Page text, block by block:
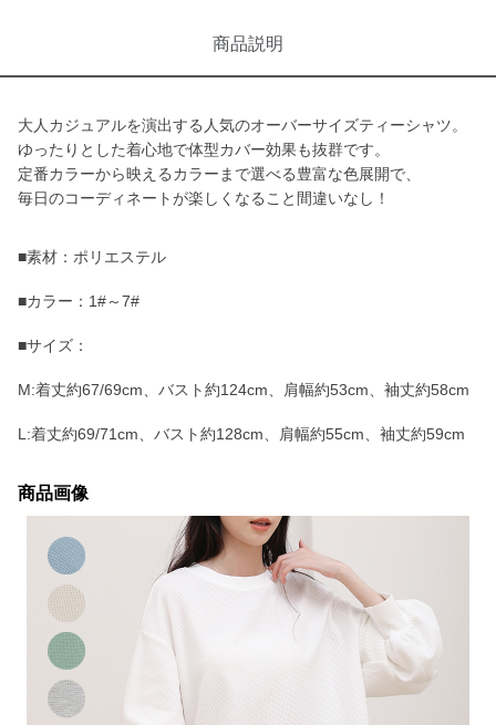
商品説明
大人カジュアルを演出する人気のオーバーサイズティーシャツ。
ゆったりとした着心地で体型カバー効果も抜群です。
定番カラーから映えるカラーまで選べる豊富な色展開で、
毎日のコーディネートが楽しくなること間違いなし！
■素材：ポリエステル
■カラー：1#～7#
■サイズ：
M:着丈約67/69cm、バスト約124cm、肩幅約53cm、袖丈約58cm
L:着丈約69/71cm、バスト約128cm、肩幅約55cm、袖丈約59cm
商品画像